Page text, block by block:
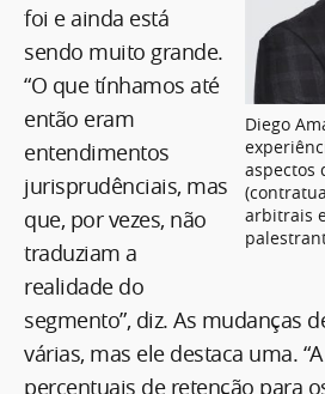
Diego
aspectos
arbitrais
foi e ainda está
sendo muito grande.
“O que tínhamos até
então eram
entendimentos
jurisprudênciais, mas
que, por vezes, não
traduziam a
realidade do
segmento”, diz. As mudanças
várias, mas ele destaca uma.
percentuais de retenção para